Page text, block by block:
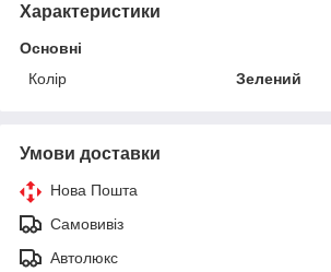
Характеристики
Основні
Колір
Зелений
Умови доставки
Нова Пошта
Самовивіз
Автолюкс